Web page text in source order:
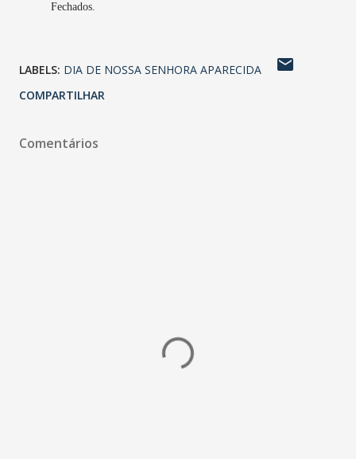
Fechados.
LABELS: DIA DE NOSSA SENHORA APARECIDA
COMPARTILHAR
Comentários